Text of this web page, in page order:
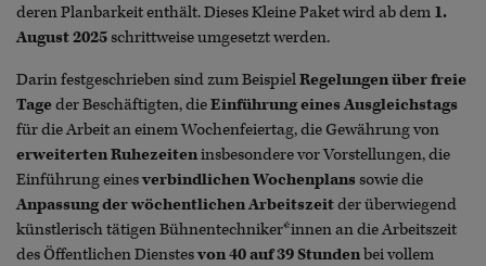
deren Planbarkeit enthält. Dieses Kleine Paket wird ab dem 1.
August 2025schrittweise umgesetzt werden.
Darin festgeschrieben sind zum BeispielRegelungen über freie
Tageder Beschäftigten, dieEinführung eines Ausgleichstags
für die Arbeit an einem Wochenfeiertag, die Gewährung von
erweiterten Ruhezeiteninsbesondere vor Vorstellungen, die
Einführung einesverbindlichen Wochenplanssowie die
Anpassung der wöchentlichen Arbeitszeitder überwiegend
künstlerisch tätigen Bühnentechniker*innen an die Arbeitszeit
des Öffentlichen Dienstesvon 40 auf 39 Stundenbei vollem